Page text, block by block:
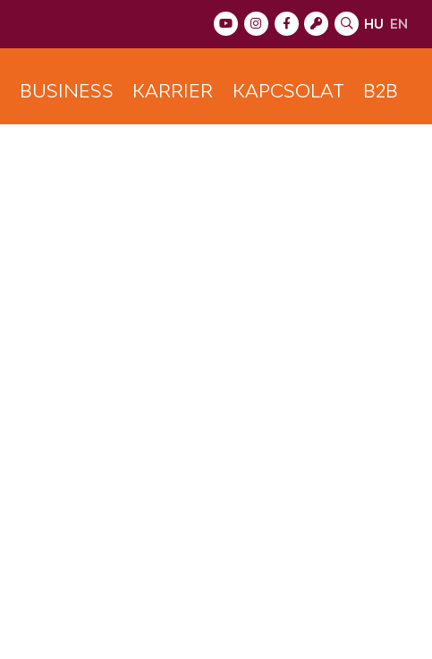
HU EN
BUSINESS KARRIER KAPCSOLAT B2B